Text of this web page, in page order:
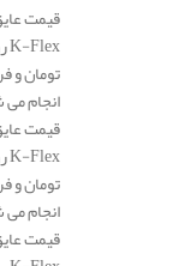
انجام می شود
انجام می شود